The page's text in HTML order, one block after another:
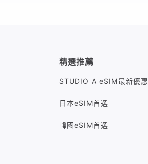
精選推薦
STUDIO A eSIM最新優惠
日本eSIM首選
韓國eSIM首選